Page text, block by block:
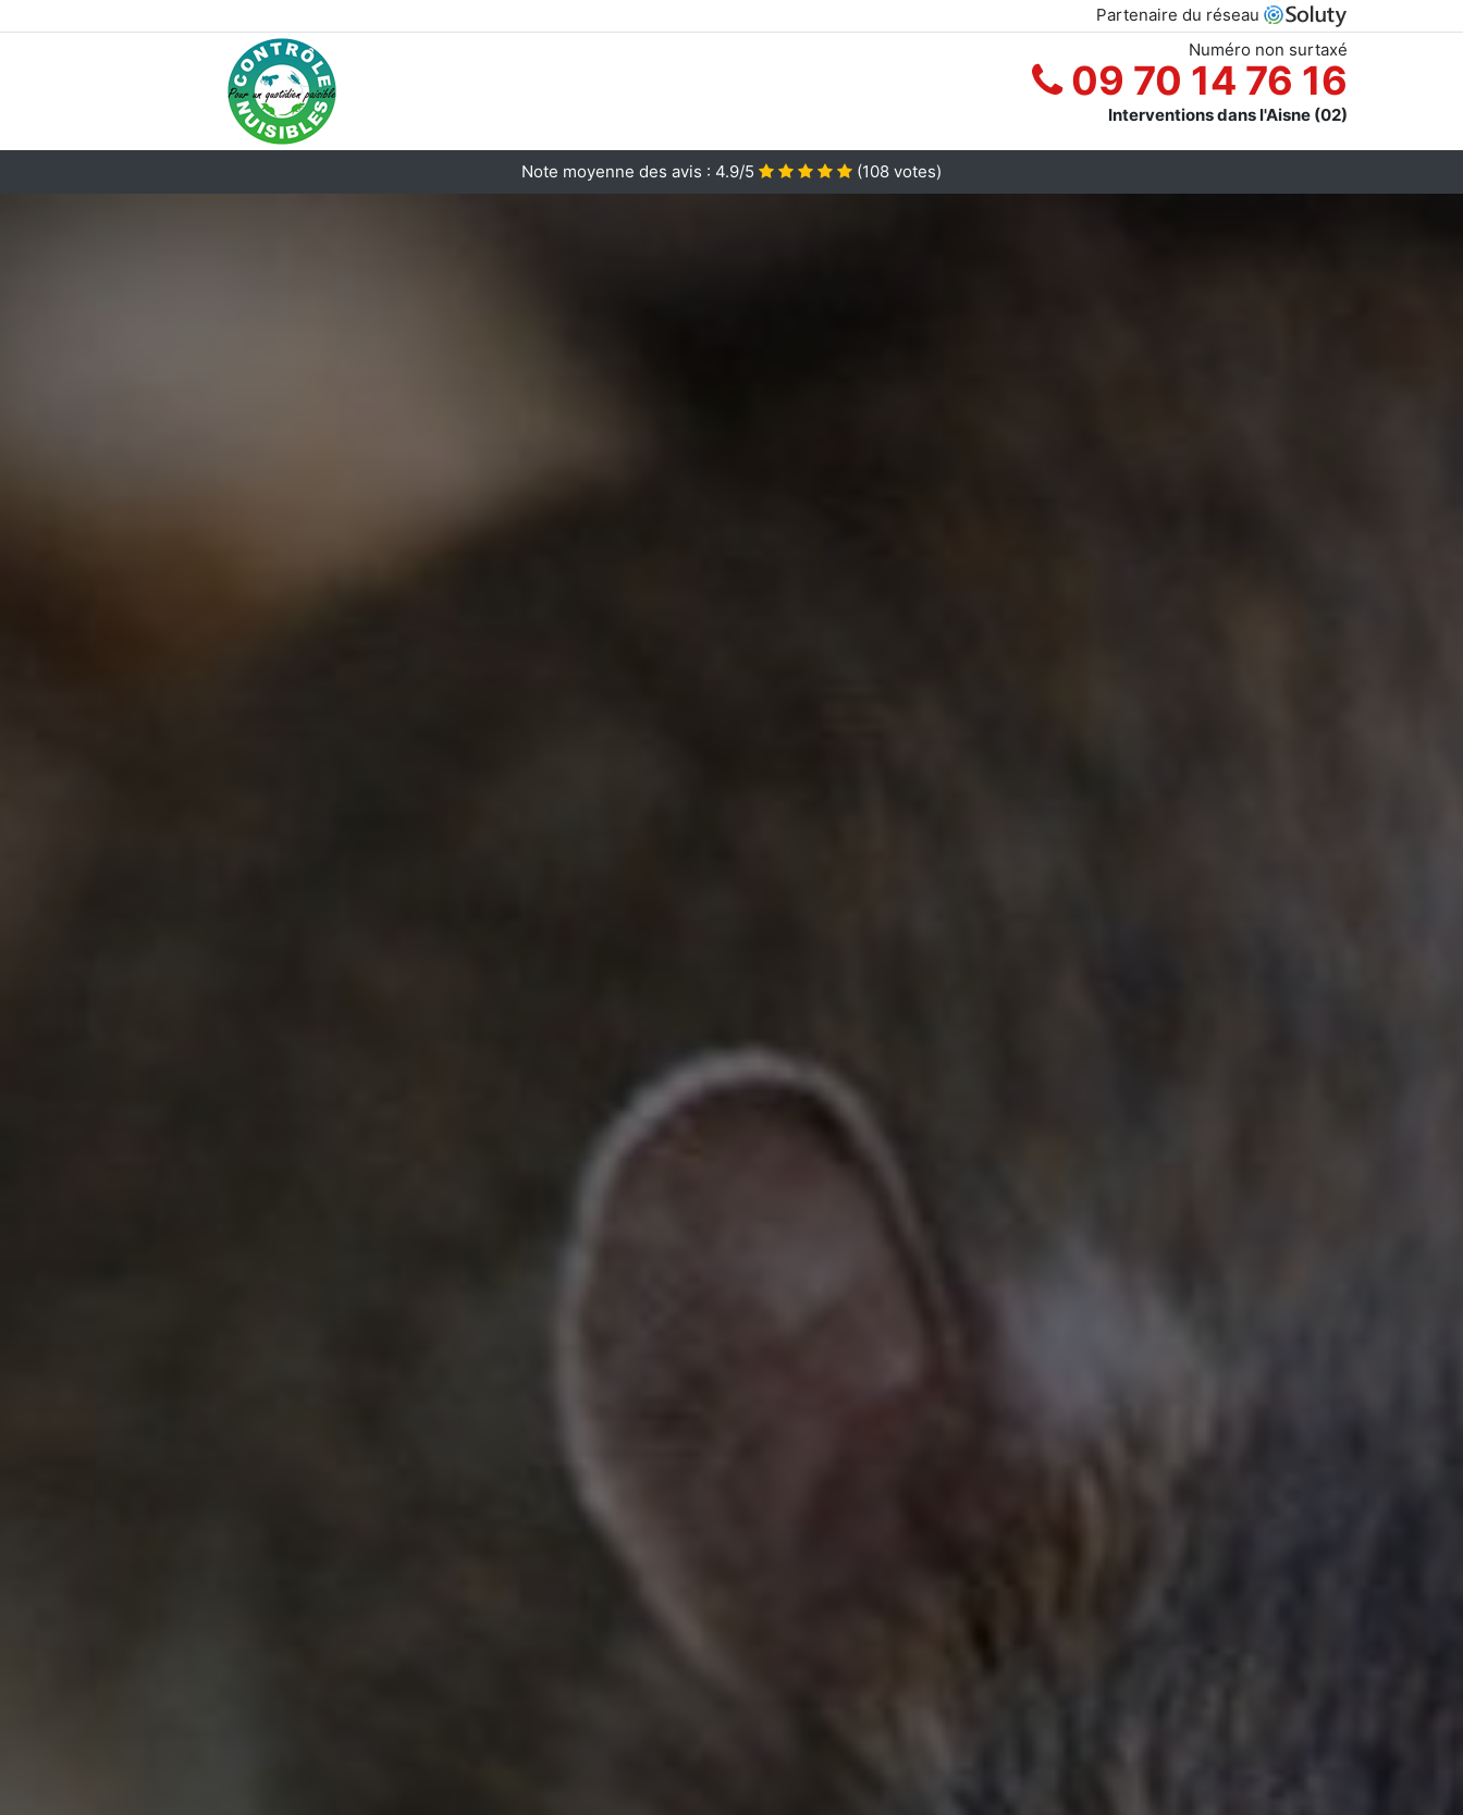
Partenaire du réseau
Numéro non surtaxé
09 70 14 76 16
Interventions dans l'Aisne (02)
Note moyenne des avis : 4.9/5 (108 votes)